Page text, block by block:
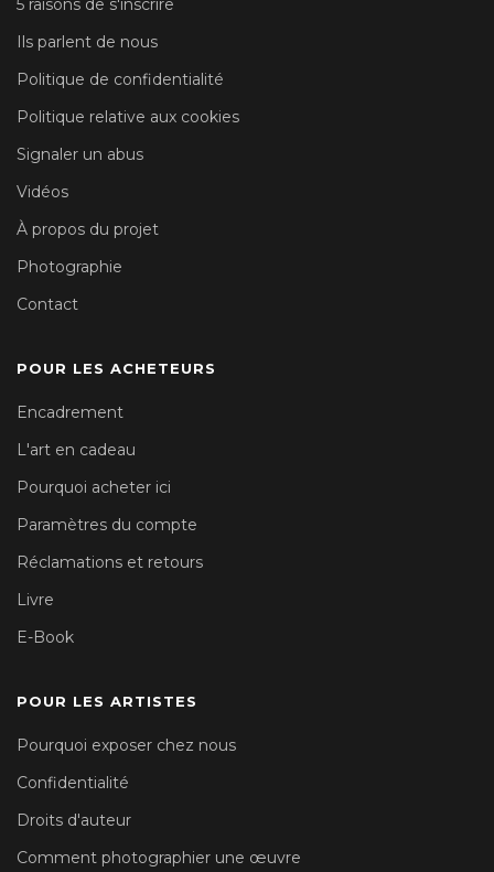
5 raisons de s'inscrire
Ils parlent de nous
Politique de confidentialité
Politique relative aux cookies
Signaler un abus
Vidéos
À propos du projet
Photographie
Contact
POUR LES ACHETEURS
Encadrement
L'art en cadeau
Pourquoi acheter ici
Paramètres du compte
Réclamations et retours
Livre
E-Book
POUR LES ARTISTES
Pourquoi exposer chez nous
Confidentialité
Droits d'auteur
Comment photographier une œuvre